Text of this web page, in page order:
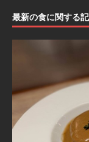
最新の食に関する